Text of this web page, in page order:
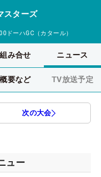
スターズ
ドーハGC（カタール）
組み合せ ニュース
概要など TV放送予定
次の大会
ュー